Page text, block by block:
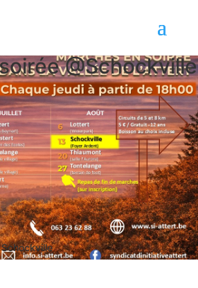
@Schockville